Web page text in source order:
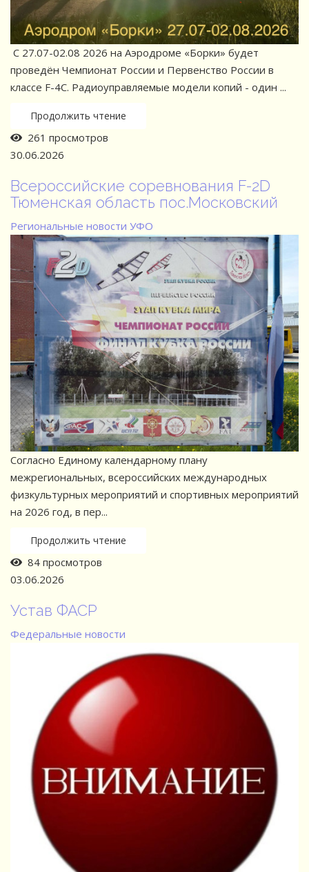
С 27.07-02.08 2026 на Аэродроме «Борки» будет
проведён Чемпионат России и Первенство России в
классе F-4C. Радиоуправляемые модели копий - один ...
Продолжить чтение
261 просмотров
30.06.2026
Всероссийские соревнования F-2D
Тюменская область пос.Московский
Региональные новости УФО
Согласно Единому календарному плану
межрегиональных, всероссийских международных
физкультурных мероприятий и спортивных мероприятий
на 2026 год, в пер...
Продолжить чтение
84 просмотров
03.06.2026
Устав ФАСР
Федеральные новости